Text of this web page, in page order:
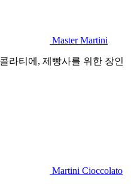
Master Martini
라티에, 제빵사를 위한 장인
Martini Cioccolato